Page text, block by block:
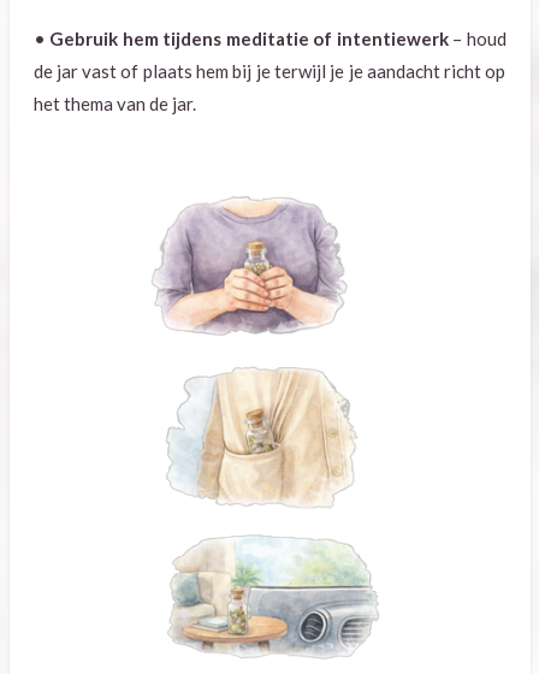
• Gebruik hem tijdens meditatie of intentiewerk– houd
de jar vast of plaats hem bij je terwijl je je aandacht richt op
het thema van de jar.